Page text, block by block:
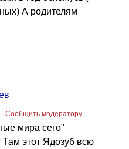
А родителям
Сообщить модератору
мира сего"
Там этот Ядозуб всю